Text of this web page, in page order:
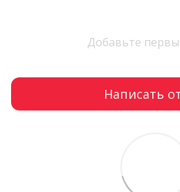
Добавьте
Написать